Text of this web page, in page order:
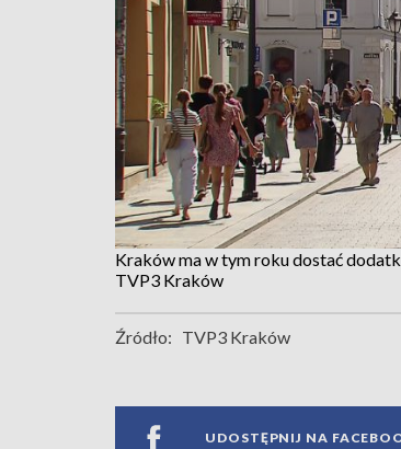
Kraków ma w tym roku dostać
TVP3 Kraków
Źródło: TVP3 Kraków
UDOSTĘPNIJ NA